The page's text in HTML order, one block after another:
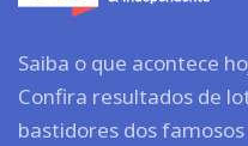
Saiba o que acontece
Confira resultados de
bastidores dos